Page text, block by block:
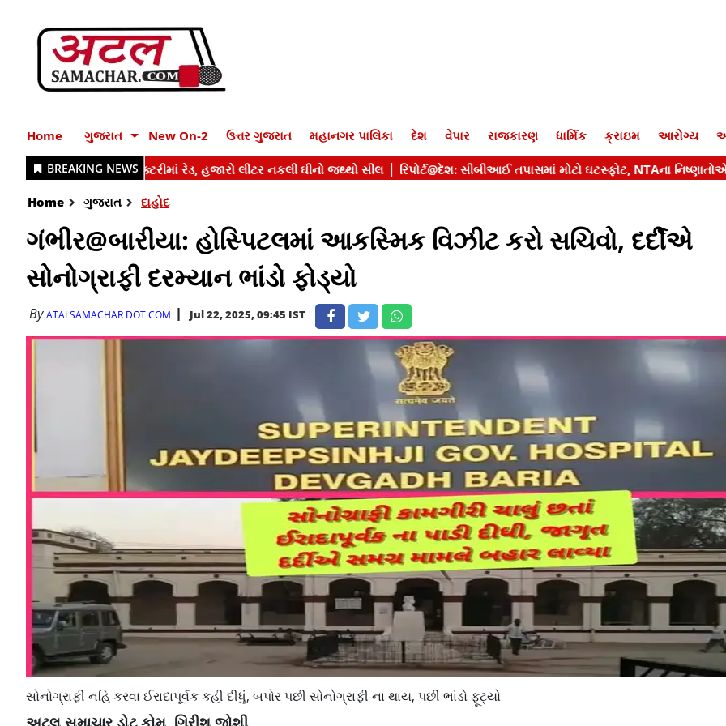
Home ગુજરાત New On-2 ઉત્તર ગુજરાત મહાનગર પાલિકા દેશ વેપાર રાજકારણ ધાર્મિક ક્રાઇમ આરોગ્ય
Home ગુજરાત દાહોદ
ગંભીર@બારીયા: હોસ્પિટલમાં આકસ્મિક વિઝીટ કરો સચિવો, દર્દીએ
સોનોગ્રાફી દરમ્યાન ભાંડો ફોડ્યો
ByATALSAMACHAR DOT COM Jul 22, 2025, 09:45 IST
સોનોગ્રાફી નહિ કરવા ઈરાદાપૂર્વક કહી દીધું, બપોર પછી સોનોગ્રાફી ના થાય, પછી ભાંડો ફૂટ્યો
અટલ સમાચાર ડોટ કોમ, ગિરીશ જોશી